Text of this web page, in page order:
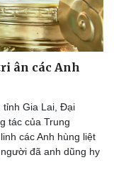
nghệ
đổi số
ân các Anh
tỉnh Gia Lai, Đại
tác của Trung
các Anh hùng liệt
đã anh dũng hy